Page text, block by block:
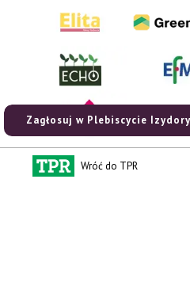
Zagłosuj w Plebiscycie
AgroHorti Media Sp. z o.o. ul. Metalowa
Wróć do TPR